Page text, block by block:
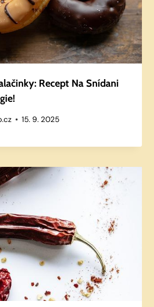
Recept Na Snídani
15. 9. 2025